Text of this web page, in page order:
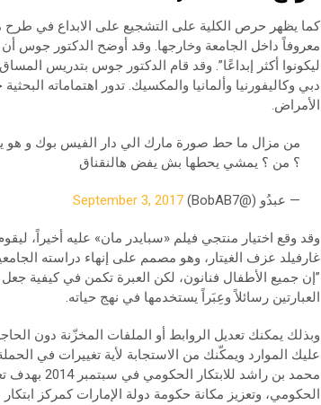
كما يظهر حرص الكلية على التشجيع على الابداع في طرح
معروفاً داخل الجامعة وخارجها. وقد أوضح الدكتور جوس
ليكونوا أكثر إبداعًا”. وقد قام الدكتور جوس بتدريس
دبي وكاليفورنيا وألمانيا والمكسيك. تدور اهتماماته
الأمراض.
من مزال ما حط صورة مارك الي دار الفيس بوك و هو
؟ من ؟ يمشي يحطها بش يفض هالنقناق
— عبدُو (@BobAB7) September 3, 2017
وقد وقع اختيار منتجي فيلم «سبايدر مان» عليه أخيراً،
غارفيلد عزف الغيتار، وهو مصمم على إنهاء دراسته
”إن جميع الأطفال فنانون، لكن العبرة تكمن في كيفية
العبارتين رسائلاً وعِبَراً يستخدمها في نهج حياته.
وبذلك يمكنك تعديل الروابط أو الملفات المخزّنة دون
عليك الموارد ويمكّنك من الاستجابة لأية تغييرات في
محمد بن راشد